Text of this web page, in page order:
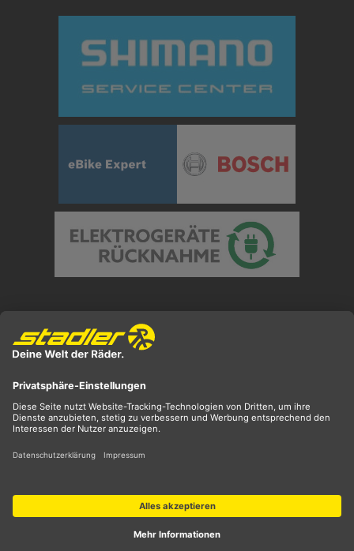
** ehemaliger UVP
*** Preis entspricht unserem Markteinführungspreis